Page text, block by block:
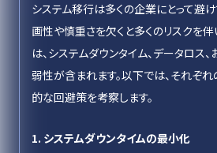
システム移行は多くの企業にとって避
画性や慎重さを欠くと多くのリスクを伴
は、システムダウンタイム、データロス
弱性が含まれます。以下では、それぞ
的な回避策を考察します。
1. システムダウンタイムの最小化